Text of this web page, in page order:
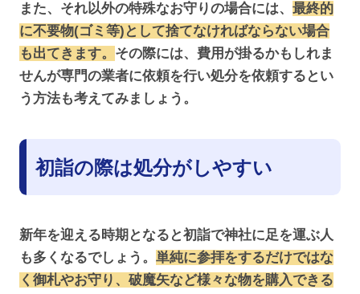
また、それ以外の特殊なお守りの場合には、 最終的
に不要物(ゴミ等)として捨てなければならない場合
も出てきます。 その際には、費用が掛るかもしれま
せんが専門の業者に依頼を行い処分を依頼するとい
う方法も考えてみましょう。
初詣の際は処分がしやすい
新年を迎える時期となると初詣で神社に足を運ぶ人
も多くなるでしょう。 単純に参拝をするだけではな
く御札やお守り、破魔矢など様々な物を購入できる